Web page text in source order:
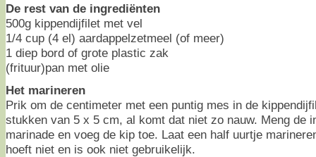
De rest van de ingrediënten
500g kippendijfilet met vel
1/4 cup (4 el) aardappelzetmeel (of meer)
1 diep bord of grote plastic zak
(frituur)pan met olie
Het marineren
Prik om de centimeter met een puntig mes in de
stukken van 5 x 5 cm, al komt dat niet zo nauw. Meng de
marinade en voeg de kip toe. Laat een half uurtje
hoeft niet en is ook niet gebruikelijk.